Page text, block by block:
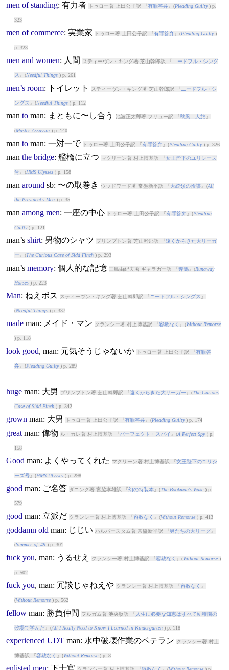
men of standing: 有力者 トゥロー著 上田公子訳 『有罪答弁』(Pleading Guilty) p.
323
men of commerce: 実業家 トゥロー著 上田公子訳 『有罪答弁』(Pleading Guilty)
p. 323
men and women: 人間 スティーヴン・キング著 芝山幹郎訳 『 ニードフル・シング
ス 』(Needful Things) p. 261
men’s room: トイレット スティーヴン・キング著 芝山幹郎訳 『 ニードフル・シ
ングス 』(Needful Things) p. 112
man to man: まともに〜し合う 池波正太郎著 フリュー訳 『秋風二人旅』
(Master Assassin) p. 140
man to man: 一対一で トゥロー著 上田公子訳 『有罪答弁』(Pleading Guilty) p. 326
man the bridge: 艦橋に立つ マクリーン著 村上博基訳 『女王陛下のユリシーズ
号』(HMS Ulysses) p. 158
man around sb: 〜の取巻き ウッドワード著 常盤新平訳 『大統領の陰謀』(All
the President's Men) p. 35
man among men: 一座の中心 トゥロー著 上田公子訳 『有罪答弁』(Pleading
Guilty) p. 121
man’s shirt: 男物のシャツ プリンプトン著 芝山幹郎訳 『遠くからきた大リーガ
ー 』(The Curious Case of Sidd Finch) p. 293
man’s memory: 個人的な記憶 三島由紀夫著 ギャラガー訳 『奔馬』(Runaway
Horses) p. 223
Man: ねえボス スティーヴン・キング著 芝山幹郎訳 『 ニードフル・シングス 』
(Needful Things) p. 337
made man: メイド・マン クランシー著 村上博基訳 『容赦なく 』(Without Remorse
) p. 118
look good, man: 元気そうじゃないか トゥロー著 上田公子訳 『有罪答
弁』(Pleading Guilty) p. 289
huge man: 大男 プリンプトン著 芝山幹郎訳 『遠くからきた大リーガー 』(The Curious
Case of Sidd Finch) p. 342
grown man: 大男 トゥロー著 上田公子訳 『有罪答弁』(Pleading Guilty) p. 174
great man: 偉物 ル・カレ著 村上博基訳 『パーフェクト・スパイ 』(A Perfect Spy) p.
158
Good man: よくやってくれた マクリーン著 村上博基訳 『女王陛下のユリシ
ーズ号』(HMS Ulysses) p. 298
good man: ご名答 ダニング著 宮脇孝雄訳 『幻の特装本』(The Bookman's Wake) p.
579
good man: 立派だ クランシー著 村上博基訳 『容赦なく 』(Without Remorse) p. 413
goddamn old man: じじい ハルバースタム著 常盤新平訳 『男たちの大リーグ』
(Summer of '49) p. 301
fuck you, man: うるせえ クランシー著 村上博基訳 『容赦なく 』(Without Remorse)
p. 502
fuck you, man: 冗談じゃねえや クランシー著 村上博基訳 『容赦なく 』
(Without Remorse) p. 562
fellow man: 勝負仲間 フルガム著 池央耿訳 『 人生に必要な知恵はすべて幼稚園の
砂場で学んだ』(All I Really Need to Know I Learned in Kindergarten) p. 118
experienced UDT man: 水中破壊作業のベテラン クランシー著 村上
博基訳 『容赦なく 』(Without Remorse) p. 8